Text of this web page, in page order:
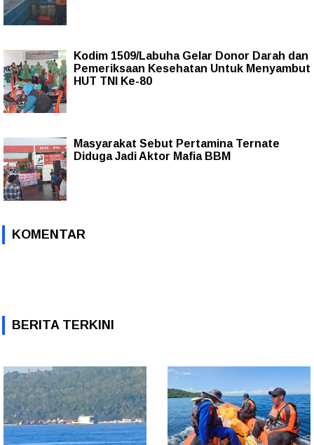
Kodim 1509/Labuha Gelar Donor Darah dan
Pemeriksaan Kesehatan Untuk Menyambut
HUT TNI Ke-80
Masyarakat Sebut Pertamina Ternate
Diduga Jadi Aktor Mafia BBM
KOMENTAR
BERITA TERKINI